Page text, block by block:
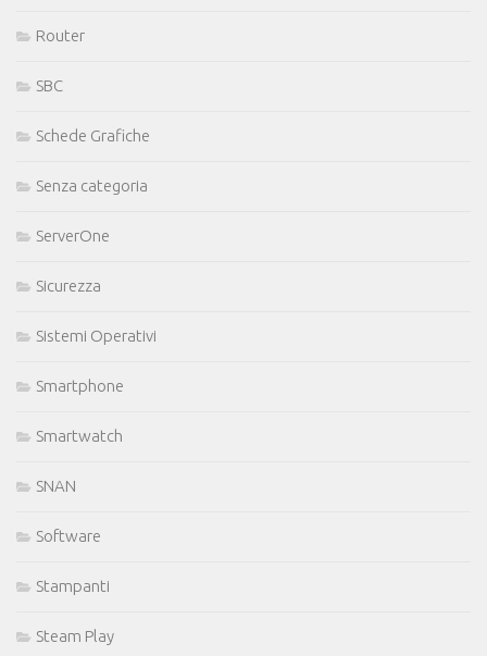
Router
SBC
Schede Grafiche
Senza categoria
ServerOne
Sicurezza
Sistemi Operativi
Smartphone
Smartwatch
SNAN
Software
Stampanti
Steam Play